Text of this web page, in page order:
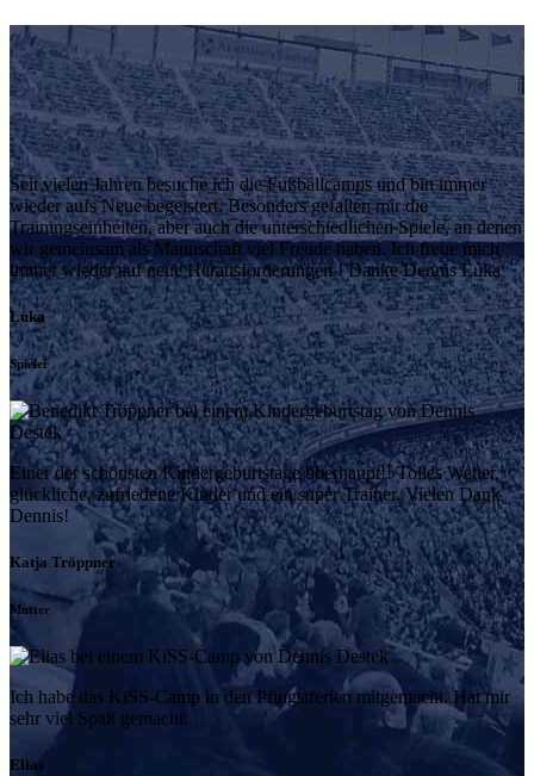
Seit vielen Jahren besuche ich die Fußballcamps und bin immer
wieder aufs Neue begeistert. Besonders gefallen mir die
Trainingseinheiten, aber auch die unterschiedlichen Spiele, an denen
wir gemeinsam als Mannschaft viel Freude haben. Ich freue mich
immer wieder auf neue Herausforderungen ! Danke Dennis Luka
Luka
Spieler
Einer der schönsten Kindergeburtstage überhaupt!! Tolles Wetter,
glückliche, zufriedene Kinder und ein super Trainer. Vielen Dank
Dennis!
Katja Tröppner
Mutter
Ich habe das KiSS-Camp in den Pfingstferien mitgemacht. Hat mir
sehr viel Spaß gemacht.
Elias